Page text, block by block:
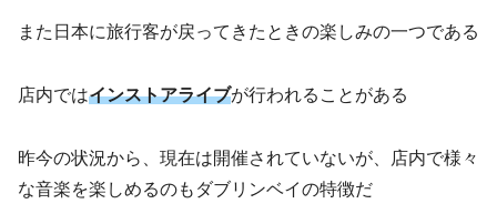
また日本に旅行客が戻ってきたときの楽しみの一つである
店内ではインストアライブが行われることがある
昨今の状況から、現在は開催されていないが、店内で様々
な音楽を楽しめるのもダブリンベイの特徴だ